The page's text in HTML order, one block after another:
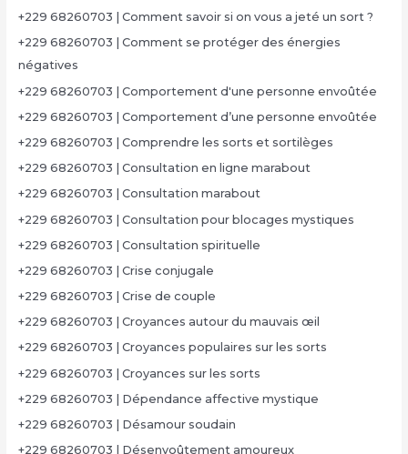
+229 68260703 | Comment savoir si on vous a jeté un sort ?
+229 68260703 | Comment se protéger des énergies
négatives
+229 68260703 | Comportement d'une personne envoûtée
+229 68260703 | Comportement d’une personne envoûtée
+229 68260703 | Comprendre les sorts et sortilèges
+229 68260703 | Consultation en ligne marabout
+229 68260703 | Consultation marabout
+229 68260703 | Consultation pour blocages mystiques
+229 68260703 | Consultation spirituelle
+229 68260703 | Crise conjugale
+229 68260703 | Crise de couple
+229 68260703 | Croyances autour du mauvais œil
+229 68260703 | Croyances populaires sur les sorts
+229 68260703 | Croyances sur les sorts
+229 68260703 | Dépendance affective mystique
+229 68260703 | Désamour soudain
+229 68260703 | Désenvoûtement amoureux